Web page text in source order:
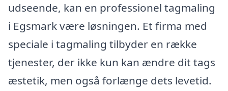
udseende, kan en professionel tagmaling
i Egsmark være løsningen. Et firma med
speciale i tagmaling tilbyder en række
tjenester, der ikke kun kan ændre dit tags
æstetik, men også forlænge dets levetid.